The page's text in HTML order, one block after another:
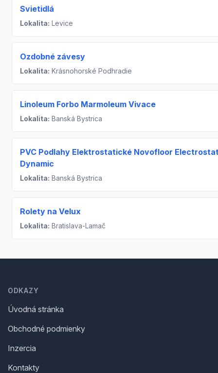
Svietidlá
Lokalita: Levice
Ozdobné závesy
Lokalita: Krásnohorské Podhradie
Linoleum Forbo Marmoleum Vivace
Lokalita: Banská Bystrica
PVC Podlahy Elektrostatické Novofloor
Dynamic
Lokalita: Banská Bystrica
Rolety na Velux
Lokalita: Bratislava-Lamač
ODKAZY
Úvodná stránka
Obchodné podmienky
Inzercia
Kontakty